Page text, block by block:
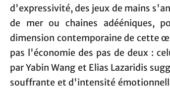
d'expressivité, des jeux de mains
de mer ou chaines adééniques,
dimension contemporaine de cette
pas l'économie des pas de deux :
par Yabin Wang et Elias Lazaridis
souffrante et d'intensité